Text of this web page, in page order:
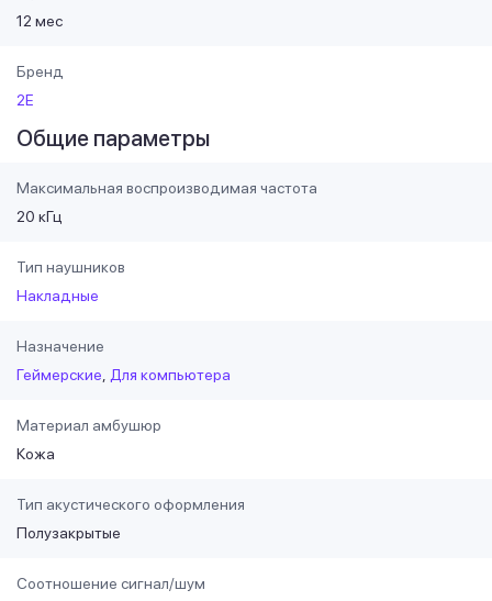
12 мес
Бренд
2E
Общие параметры
Максимальная воспроизводимая частота
20 кГц
Тип наушников
Накладные
Назначение
Геймерские
Для компьютера
Материал амбушюр
Кожа
Тип акустического оформления
Полузакрытые
Соотношение сигнал/шум